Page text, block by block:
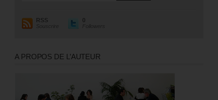
RSS
Souscrire
0
Followers
A PROPOS DE L’AUTEUR